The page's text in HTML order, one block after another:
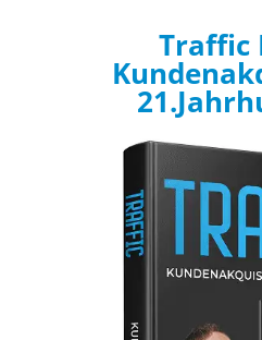
Traffic